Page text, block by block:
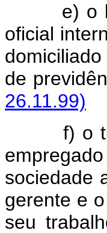
e) o
oficial
de
26.11.99)
f) o
sociedade
gerente e
seu